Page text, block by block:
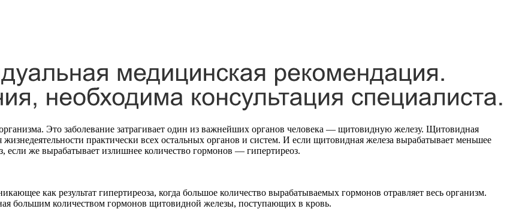
Это заболевание затрагивает один из важнейших органов человека — щитовидную железу. Щитовидная
практически всех остальных органов и систем. И если щитовидная железа вырабатывает меньшее
если же вырабатывает излишнее количество гормонов — гипертиреоз.
как результат гипертиреоза, когда большое количество вырабатываемых гормонов отравляет весь организм.
большим количеством гормонов щитовидной железы, поступающих в кровь.